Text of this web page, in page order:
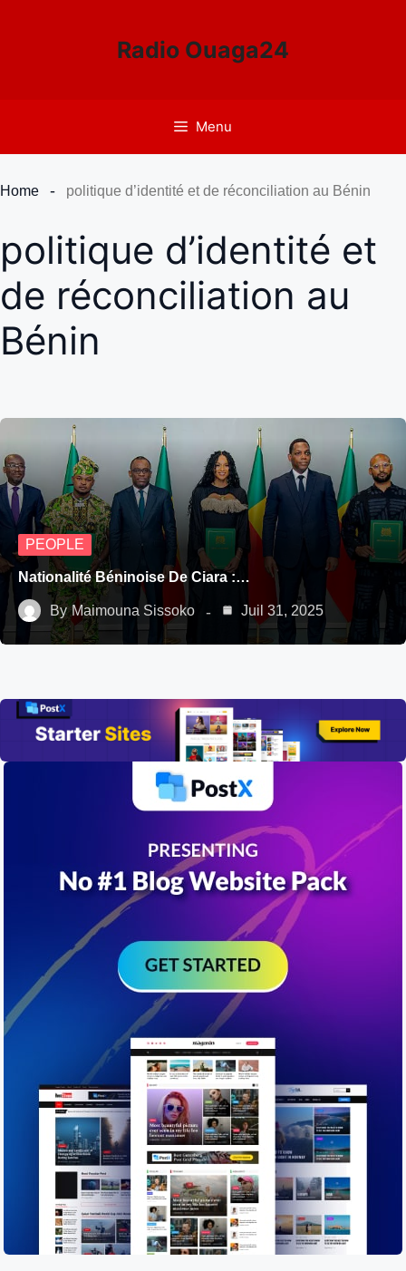
Radio Ouaga24
Menu
Home politique d’identité et de réconciliation au Bénin
politique d’identité et
de réconciliation au
Bénin
PEOPLE
Nationalité Béninoise De Ciara :…
By Maimouna Sissoko Juil 31, 2025